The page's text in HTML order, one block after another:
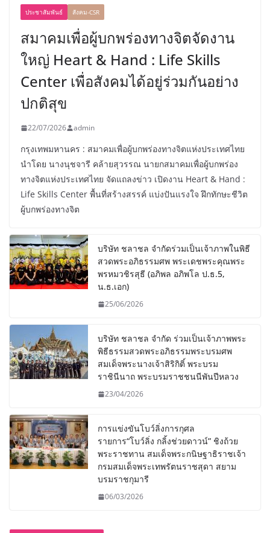
ประชาสัมพันธ์ สังคม-CSR
สมาคมเพื่อผู้บกพร่องทางจิตจัดงาน
ใหญ่ Heart & Hand : Life Skills
Center เพื่อสังคมได้อยู่ร่วมกันอย่าง
ปกติสุข
22/07/2026 admin
กรุงเทพมหานคร : สมาคมเพื่อผู้บกพร่องทางจิตแห่งประเทศไทย
นำโดย นางนุชจารี คล้ายสุวรรณ นายกสมาคมเพื่อผู้บกพร่อง
ทางจิตแห่งประเทศไทย จัดแถลงข่าว เปิดงาน Heart & Hand :
Life Skills Center พื้นที่สร้างสรรค์ แบ่งปันแรงใจ ฝึกทักษะชีวิต
ผู้บกพร่องทางจิต
บริษัท ชลาชล จำกัดร่วมเป็นเจ้าภาพในพิธี
สวดพระอภิธรรมศพ พระเดชพระคุณพระ
พรหมวชิรสุธี (อภิพล อภิพโล ป.ธ.5,
น.ธ.เอก)
25/06/2026
บริษัท ชลาชล จำกัด ร่วมเป็นเจ้าภาพพระ
พิธีธรรมสวดพระอภิธรรมพระบรมศพ
สมเด็จพระนางเจ้าสิริกิติ์ พระบรม
ราชินีนาถ พระบรมราชชนนีพันปีหลวง
23/04/2026
การแข่งขันโบว์ลิ่งการกุศล
รายการ“โบว์ลิ่ง กลิ้งช่วยดาวน์” ชิงถ้วย
พระราชทาน สมเด็จพระกนิษฐาธิราชเจ้า
กรมสมเด็จพระเทพรัตนราชสุดา สยาม
บรมราชกุมารี
06/03/2026